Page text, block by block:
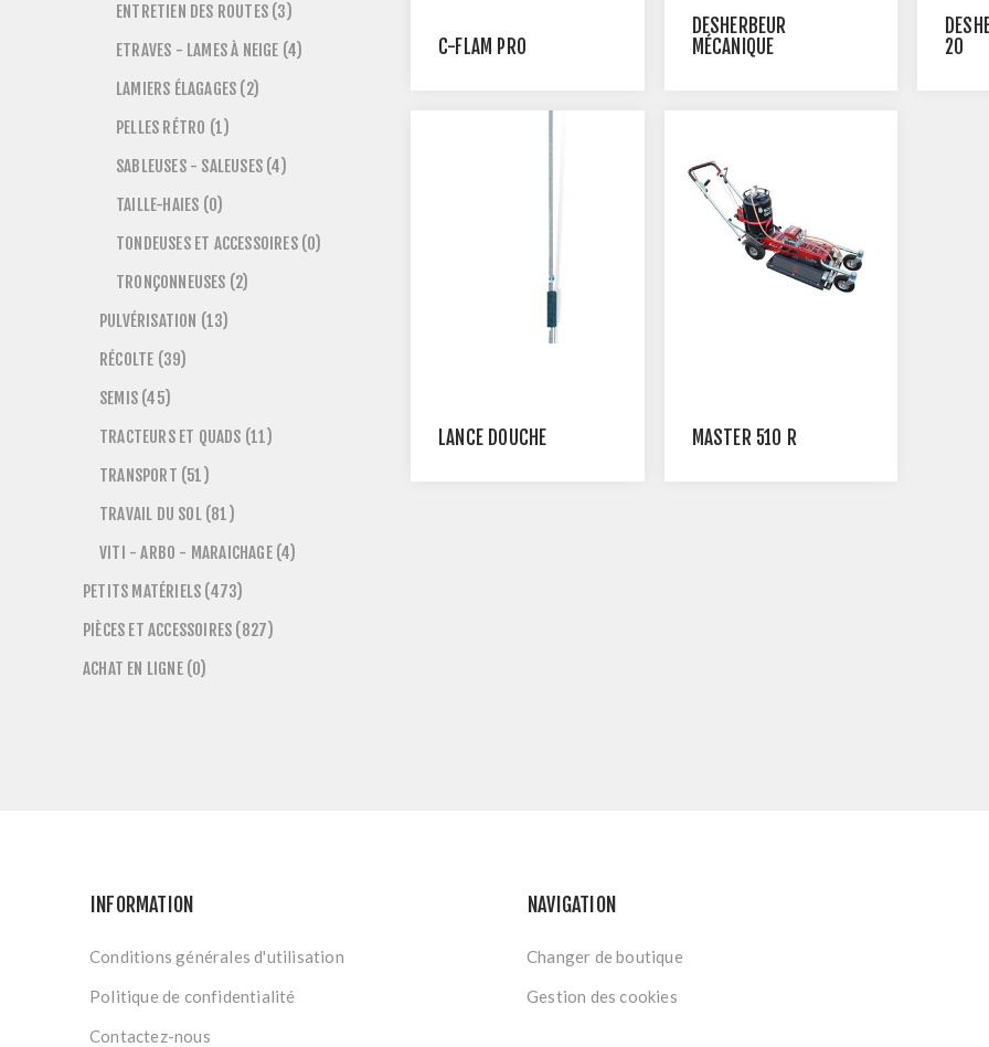
C-FLAM PRO
DÉSHERBEUR
MÉCANIQUE
20
LANCE DOUCHE MASTER 510 R
ENTRETIEN DES ROUTES (3)
ETRAVES - LAMES À NEIGE (4)
LAMIERS ÉLAGAGES (2)
PELLES RÉTRO (1)
SABLEUSES - SALEUSES (4)
TAILLE-HAIES (0)
TONDEUSES ET ACCESSOIRES (0)
TRONÇONNEUSES (2)
PULVÉRISATION (13)
RÉCOLTE (39)
SEMIS (45)
TRACTEURS ET QUADS (11)
TRANSPORT (51)
TRAVAIL DU SOL (81)
VITI - ARBO - MARAICHAGE (4)
PETITS MATÉRIELS (473)
PIÈCES ET ACCESSOIRES (827)
ACHAT EN LIGNE (0)
INFORMATION
Conditions générales d'utilisation
Politique de confidentialité
Contactez-nous
NAVIGATION
Changer de boutique
Gestion des cookies